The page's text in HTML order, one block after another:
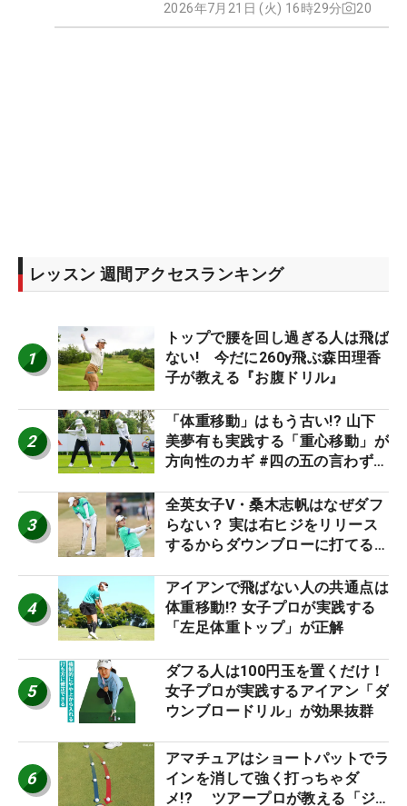
2026年7月21日 (火) 16時29分 20
レッスン 週間アクセスランキング
1
トップで腰を回し過ぎる人は飛ば
ない! 今だに260y飛ぶ森田理香
子が教える『お腹ドリル』
2
「体重移動」はもう古い!? 山下
美夢有も実践する「重心移動」が
方向性のカギ #四の五の言わず振
3
全英女子V・桑木志帆はなぜダフ
らない？ 実は右ヒジをリリース
するからダウンブローに打てる #
4
アイアンで飛ばない人の共通点は
体重移動!? 女子プロが実践する
「左足体重トップ」が正解
5
ダフる人は100円玉を置くだけ！
女子プロが実践するアイアン「ダ
ウンブロードリル」が効果抜群
6
アマチュアはショートパットでラ
インを消して強く打っちゃダ
メ!? ツアープロが教える「ジ